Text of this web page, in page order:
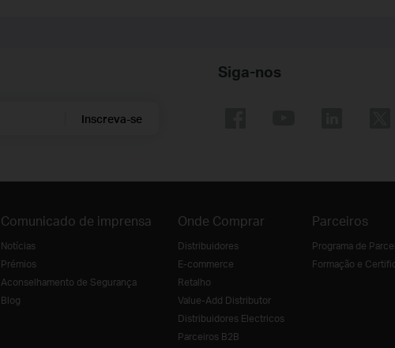
Inscreva-se
Siga-nos
Comunicado de imprensa
Notícias
Prémios
Aconselhamento de Segurança
Blog
Onde Comprar
Distribuidores
E-commerce
Retalho
Value-Add Distributor
Distribuidores Electricos
Parceiros B2B
Parceiros
Programa de
Formação e